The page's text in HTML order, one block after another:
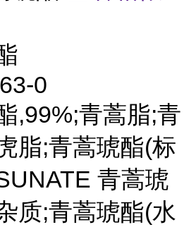
0
,99%;青蒿脂;青
脂;青蒿琥酯(标
青蒿琥
质;青蒿琥酯(水